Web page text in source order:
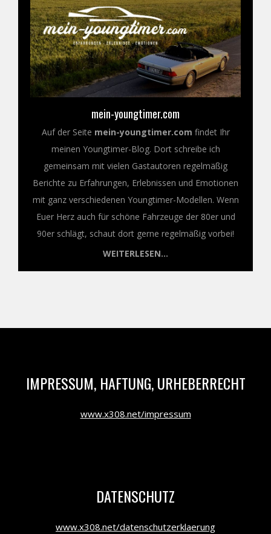
mein-youngtimer.com
Auf der Seite mein-youngtimer.com findet Ihr
meinen Youngtimer-Blog. Dort schreibe ich
gemeinsam mit vielen Gastautoren regelmäßig
Berichte zu Erfahrungen, Erlebnissen und Emotionen
mit ganz verschiedenen Youngtimer-Modellen. Wenn
Euer Herz auch für schöne Fahrzeuge der 80er und
90er schlägt, schaut dort gerne regelmäßig vorbei!
WEITERLESEN...
IMPRESSUM, HAFTUNG, URHEBERRECHT
www.x308.net/impressum
DATENSCHUTZ
www.x308.net/datenschutzerklaerung